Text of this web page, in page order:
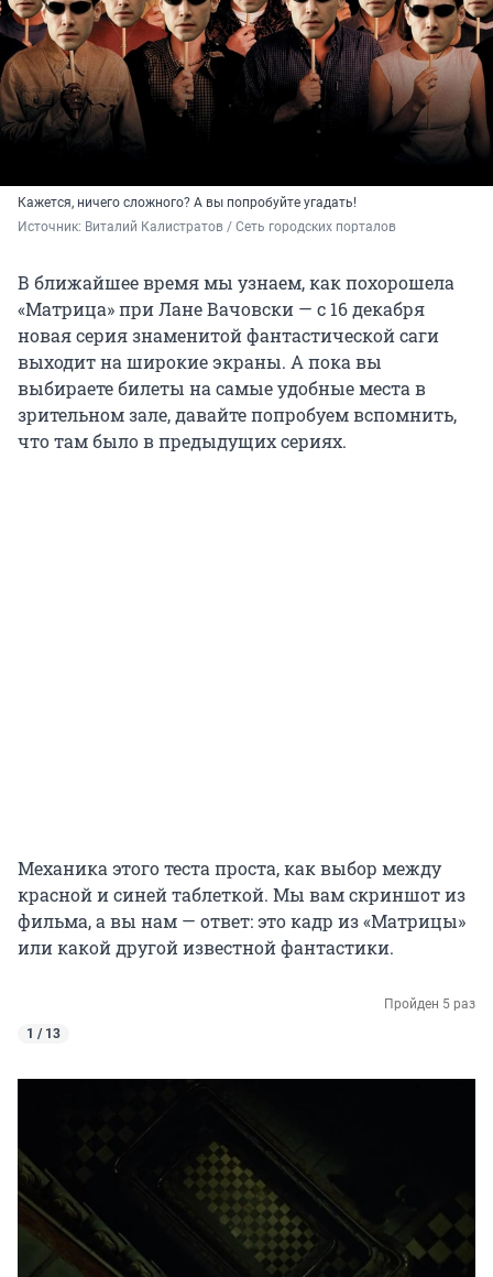
Кажется, ничего сложного? А вы попробуйте угадать!
Источник: Виталий Калистратов / Сеть городских порталов
В ближайшее время мы узнаем, как похорошела
«Матрица» при Лане Вачовски — с 16 декабря
новая серия знаменитой фантастической саги
выходит на широкие экраны. А пока вы
выбираете билеты на самые удобные места в
зрительном зале, давайте попробуем вспомнить,
что там было в предыдущих сериях.
Механика этого теста проста, как выбор между
красной и синей таблеткой. Мы вам скриншот из
фильма, а вы нам — ответ: это кадр из «Матрицы»
или какой другой известной фантастики.
Пройден 5 раз
1 / 13